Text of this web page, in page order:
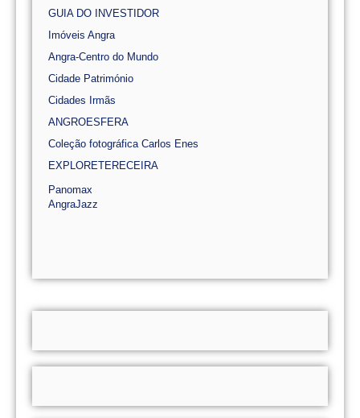
GUIA DO INVESTIDOR
Imóveis Angra
Angra-Centro do Mundo
Cidade Património
Cidades Irmãs
ANGROESFERA
Coleção fotográfica Carlos Enes
EXPLORETERECEIRA
Panomax
AngraJazz